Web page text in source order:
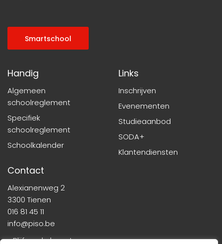
Smartschool
Handig
Algemeen
schoolreglement
Specifiek
schoolreglement
Schoolkalender
Links
Inschrijven
Evenementen
Studieaanbod
SODA+
Klantendiensten
Contact
Alexianenweg 2
3300 Tienen
016 81 45 11
info@piso.be
» Blijf op de hoogte